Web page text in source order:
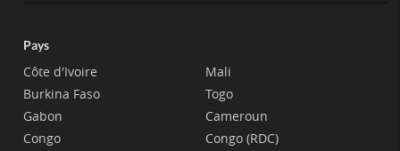
Pays
Côte d'Ivoire
Burkina Faso
Gabon
Congo
Mali
Togo
Cameroun
Congo (RDC)